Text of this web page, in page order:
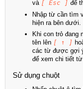
và [ Esc ] để
Nhập từ cần tìm
hiện ra bên dưới.
Khi con trỏ đang
tên lên [ ↑ ]
các từ được gợi
để xem chi tiết
Sử dụng chuột